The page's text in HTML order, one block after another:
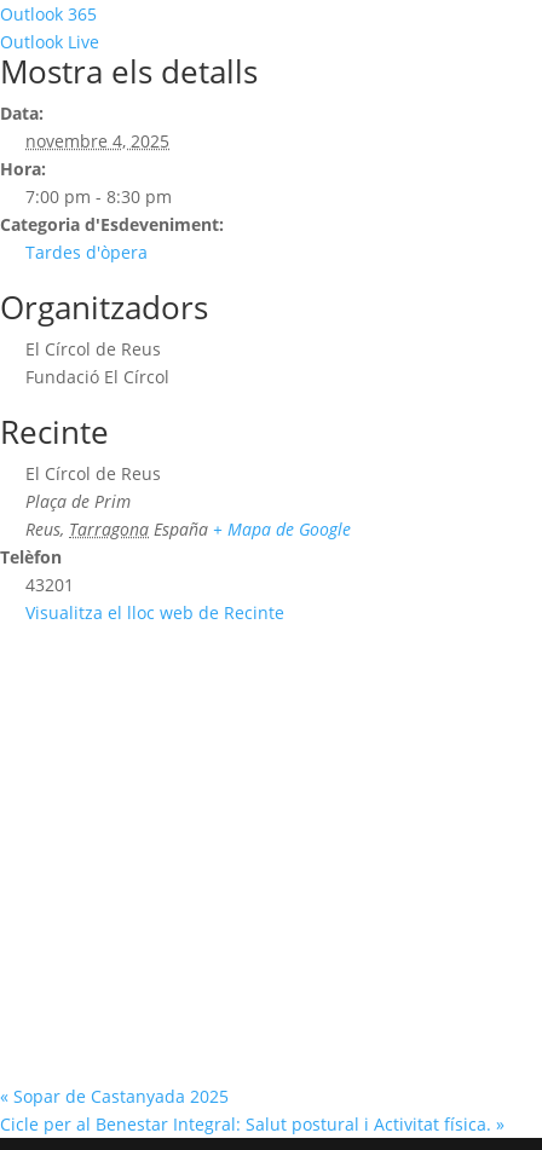
Outlook 365
Outlook Live
Mostra els detalls
Data:
novembre 4, 2025
Hora:
7:00 pm - 8:30 pm
Categoria d'Esdeveniment:
Tardes d'òpera
Organitzadors
El Círcol de Reus
Fundació El Círcol
Recinte
El Círcol de Reus
Plaça de Prim
Reus, Tarragona España + Mapa de Google
Telèfon
43201
Visualitza el lloc web de Recinte
« Sopar de Castanyada 2025
Cicle per al Benestar Integral: Salut postural i Activitat física. »